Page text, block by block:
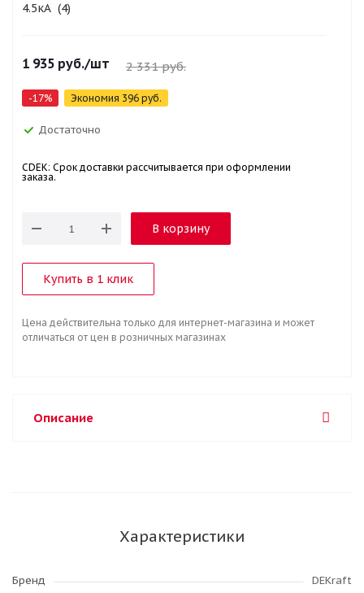
4.5кА (4)
1 935 руб./шт 2 331руб.
-17% Экономия 396 руб.
Достаточно
CDEK: Срок доставки рассчитывается при оформлении
заказа.
В корзину
Купить в 1 клик
Цена действительна только для интернет-магазина и может
отличаться от цен в розничных магазинах
Описание
Характеристики
Бренд
DEKraft